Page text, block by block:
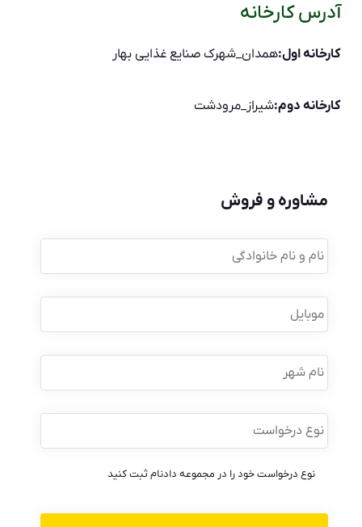
آدرس کارخانه
کارخانه اول:همدان_شهرک صنایع غذایی بهار
کارخانه دوم:شیراز_مرودشت
مشاوره و فروش
نام
و
نام
موبایل *
نام
شهر
نوع
درخواست *
نوع درخواست خود را در مجموعه دادنام ثبت کنید